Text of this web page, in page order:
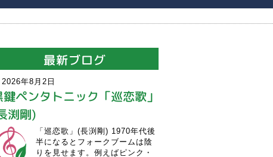
最新ブログ
2026年8月2日
鍵ペンタトニック「巡恋歌」
渕剛)
「巡恋歌」(長渕剛) 1970年代後
半になるとフォークブームは陰
りを見せます。例えばピンク・